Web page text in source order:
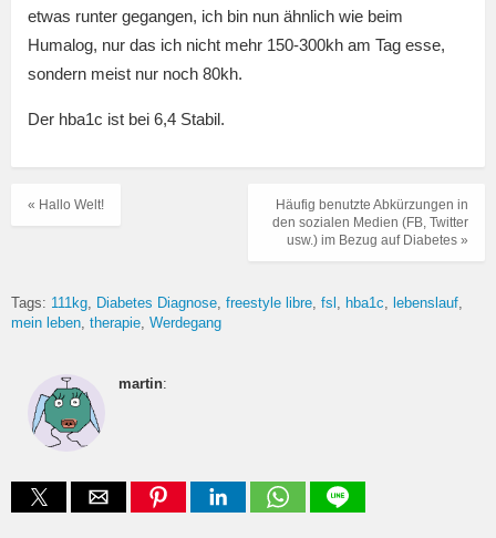
etwas runter gegangen, ich bin nun ähnlich wie beim
Humalog, nur das ich nicht mehr 150-300kh am Tag esse,
sondern meist nur noch 80kh.
Der hba1c ist bei 6,4 Stabil.
Häufig benutzte Abkürzungen in
den sozialen Medien (FB, Twitter
usw.) im Bezug auf Diabetes »
« Hallo Welt!
Tags: 111kg Diabetes Diagnose freestyle libre fsl hba1c lebenslauf
mein leben therapie Werdegang
martin: